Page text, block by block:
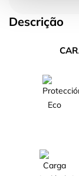
Descrição
Eco